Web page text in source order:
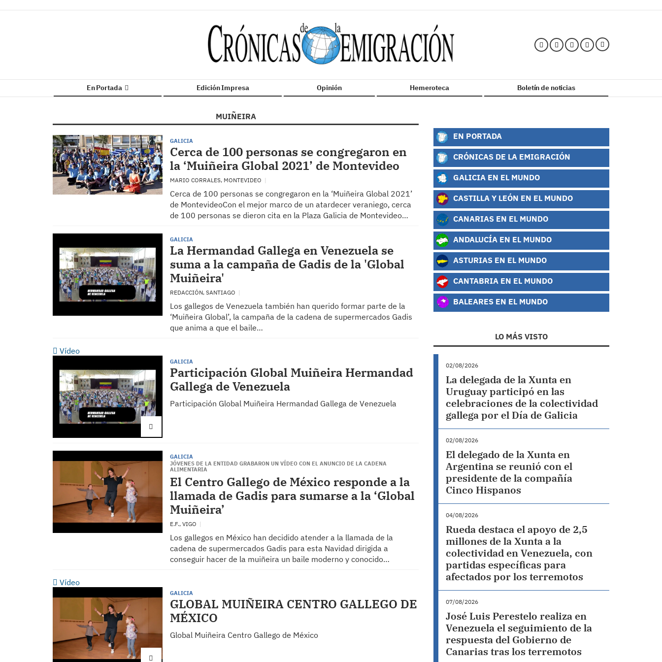
En Portada Edición Impresa Opinión Hemeroteca Boletín de noticias
MUIÑEIRA
GALICIA
Cerca de 100 personas se congregaron en
la ‘Muiñeira Global 2021’ de Montevideo
MARIO CORRALES, MONTEVIDEO
Cerca de 100 personas se congregaron en la ‘Muiñeira Global 2021’
de MontevideoCon el mejor marco de un atardecer veraniego, cerca
de 100 personas se dieron cita en la Plaza Galicia de Montevideo…
GALICIA
La Hermandad Gallega en Venezuela se
suma a la campaña de Gadis de la 'Global
Muiñeira'
REDACCIÓN, SANTIAGO
Los gallegos de Venezuela también han querido formar parte de la
‘Muiñeira Global’, la campaña de la cadena de supermercados Gadis
que anima a que el baile…
Vídeo
GALICIA
Participación Global Muiñeira Hermandad
Gallega de Venezuela
Participación Global Muiñeira Hermandad Gallega de Venezuela
GALICIA
JÓVENES DE LA ENTIDAD GRABARON UN VÍDEO CON EL ANUNCIO DE LA CADENA
ALIMENTARIA
El Centro Gallego de México responde a la
llamada de Gadis para sumarse a la ‘Global
Muiñeira’
E.F., VIGO
Los gallegos en México han decidido atender a la llamada de la
cadena de supermercados Gadis para esta Navidad dirigida a
conseguir hacer de la muiñeira un baile moderno y conocido…
Vídeo
GALICIA
GLOBAL MUIÑEIRA CENTRO GALLEGO DE
MÉXICO
Global Muiñeira Centro Gallego de México
EN PORTADA
CRÓNICAS DE LA EMIGRACIÓN
GALICIA EN EL MUNDO
CASTILLA Y LEÓN EN EL MUNDO
CANARIAS EN EL MUNDO
ANDALUCÍA EN EL MUNDO
ASTURIAS EN EL MUNDO
CANTABRIA EN EL MUNDO
BALEARES EN EL MUNDO
LO MÁS VISTO
02/08/2026
La delegada de la Xunta en
Uruguay participó en las
celebraciones de la colectividad
gallega por el Día de Galicia
02/08/2026
El delegado de la Xunta en
Argentina se reunió con el
presidente de la compañía
Cinco Hispanos
04/08/2026
Rueda destaca el apoyo de 2,5
millones de la Xunta a la
colectividad en Venezuela, con
partidas específicas para
afectados por los terremotos
07/08/2026
José Luis Perestelo realiza en
Venezuela el seguimiento de la
respuesta del Gobierno de
Canarias tras los terremotos